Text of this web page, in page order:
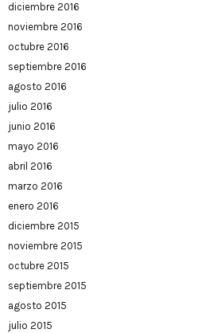
diciembre 2016
noviembre 2016
octubre 2016
septiembre 2016
agosto 2016
julio 2016
junio 2016
mayo 2016
abril 2016
marzo 2016
enero 2016
diciembre 2015
noviembre 2015
octubre 2015
septiembre 2015
agosto 2015
julio 2015